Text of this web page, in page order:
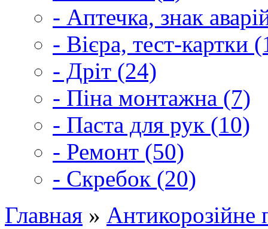
- Аптечка, знак
- Вієра, тест-картки
- Дріт (24)
- Піна монтажна (7)
- Паста для рук (10)
- Ремонт (50)
- Скребок (20)
Главная » Антикорозійне